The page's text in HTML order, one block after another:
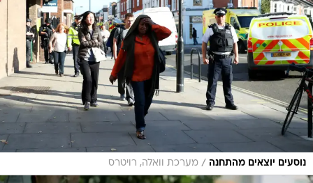
נוסעים יוצאים מהתחנה / מערכת וואלה, רויטרס